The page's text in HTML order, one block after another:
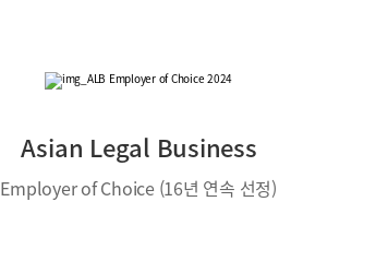
Asian Legal Business
Employer of Choice (16년 연속 선정)